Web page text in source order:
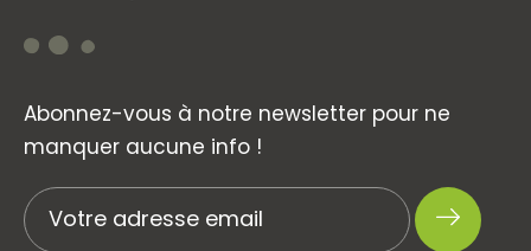
Abonnez-vous à notre newsletter pour ne
manquer aucune info !